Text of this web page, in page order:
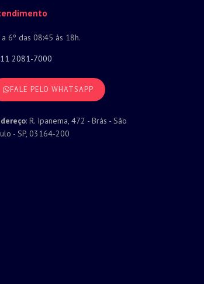
a 6º das 08:45 às 18h.
2081-7000
FALE PELO WHATSAPP
: R. Ipanema, 472 - Brás - São
- SP, 03164-200